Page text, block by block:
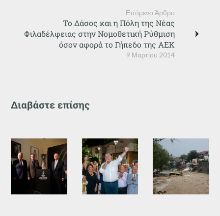
Επόμενο Άρθρο
9 Μαρτίου 2014
Το Δάσος και η Πόλη της Νέας
Φιλαδέλφειας στην Νομοθετική Ρύθμιση
όσον αφορά το Γήπεδο της ΑΕΚ
Διαβάστε επίσης